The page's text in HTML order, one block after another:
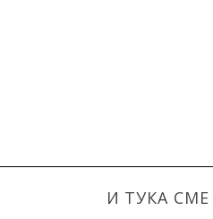
И ТУКА СМЕ